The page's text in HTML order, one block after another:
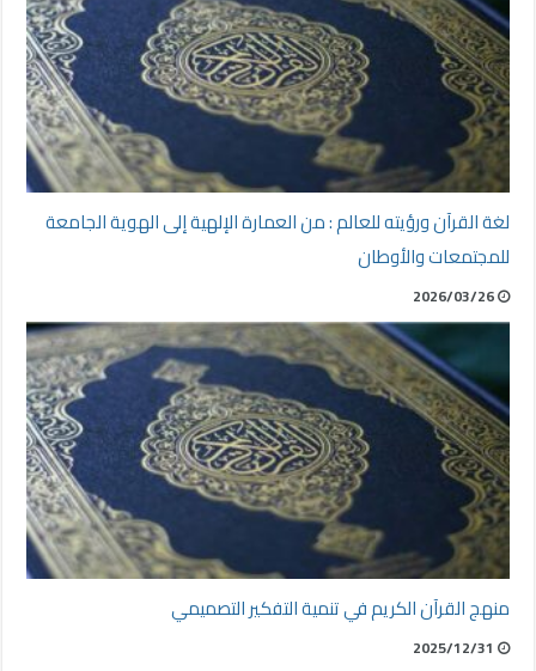
لغة القرآن ورؤيته للعالم : من العمارة الإلهية إلى الهوية الجامعة
للمجتمعات والأوطان
2026/03/26
منهج القرآن الكريم في تنمية التفكير التصميمي
2025/12/31